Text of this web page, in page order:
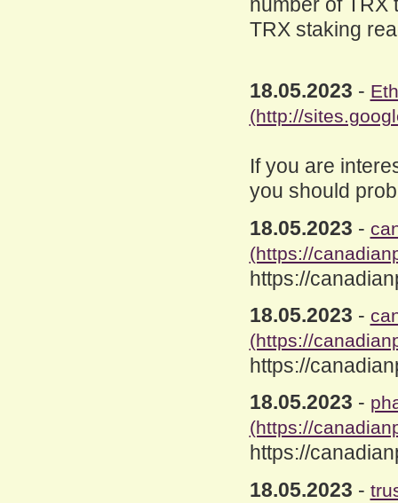
TRX staking
18.05.2023 -
(http://
If you are
you should
18.05.2023 -
(https://
https://
18.05.2023 -
(https://
https://
18.05.2023 -
(https://
https://
18.05.2023 -